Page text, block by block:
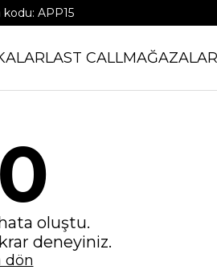
APP15
LAST CALLMAĞAZALAR
oluştu.
deneyiniz.
dön